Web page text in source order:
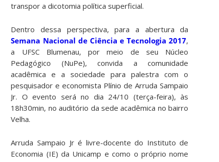
transpor a dicotomia política superficial.
Dentro dessa perspectiva, para a abertura da
Semana Nacional de Ciência e Tecnologia 2017,
a UFSC Blumenau, por meio de seu Núcleo
Pedagógico (NuPe), convida a comunidade
acadêmica e a sociedade para palestra com o
pesquisador e economista Plínio de Arruda Sampaio
Jr. O evento será no dia 24/10 (terça-feira), às
18h30min, no auditório da sede acadêmica no bairro
Velha.
Arruda Sampaio Jr é livre-docente do Instituto de
Economia (IE) da Unicamp e como o próprio nome